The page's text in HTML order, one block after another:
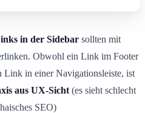
in der Sidebar sollten mit
Obwohl ein Link im Footer
in einer Navigationsleiste, ist
aus UX-Sicht (es sieht schlecht
SEO)